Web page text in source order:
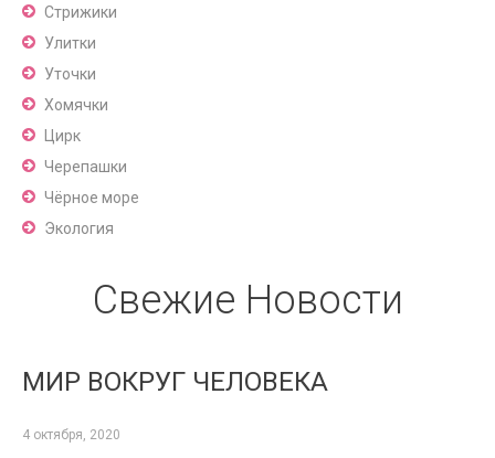
Стрижики
Улитки
Уточки
Хомячки
Цирк
Черепашки
Чёрное море
Экология
Свежие Новости
МИР ВОКРУГ ЧЕЛОВЕКА
4 октября, 2020